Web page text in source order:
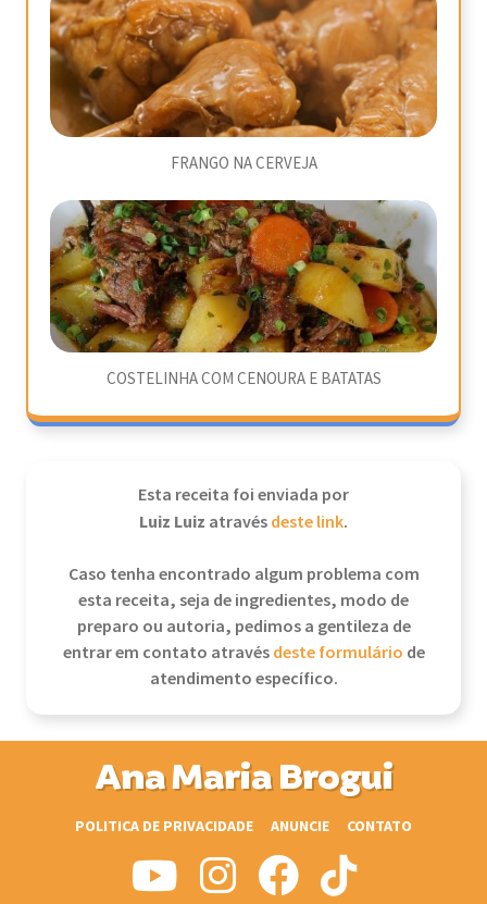
FRANGO NA CERVEJA
COSTELINHA COM CENOURA E BATATAS
Esta receita foi enviada por
Luiz Luiz atravésdeste link.
Caso tenha encontrado algum problema com
esta receita, seja de ingredientes, modo de
preparo ou autoria, pedimos a gentileza de
entrar em contato atravésdeste formulário de
atendimento específico.
Ana Maria Brogui
POLITICA DE PRIVACIDADE ANUNCIE CONTATO